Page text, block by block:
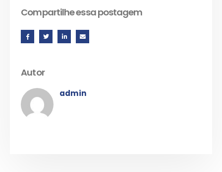
Compartilhe essa postagem
Autor
admin